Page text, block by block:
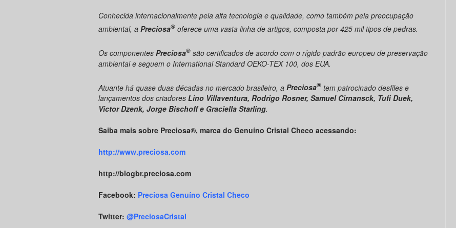
Conhecida internacionalmente pela alta tecnologia e qualidade, como também pela preocupação
ambiental, a Preciosa® oferece uma vasta linha de artigos, composta por 425 mil tipos de pedras.
Os componentes Preciosa® são certificados de acordo com o rígido padrão europeu de preservação
ambiental e seguem o International Standard OEKO-TEX 100, dos EUA.
Atuante há quase duas décadas no mercado brasileiro, a Preciosa® tem patrocinado desfiles e
lançamentos dos criadores Lino Villaventura, Rodrigo Rosner, Samuel Cirnansck, Tufi Duek,
Victor Dzenk, Jorge Bischoff e Graciella Starling.
Saiba mais sobre Preciosa®, marca do Genuíno Cristal Checo acessando:
http://www.preciosa.com
http://blogbr.preciosa.com
Facebook: Preciosa Genuíno Cristal Checo
Twitter: @PreciosaCristal